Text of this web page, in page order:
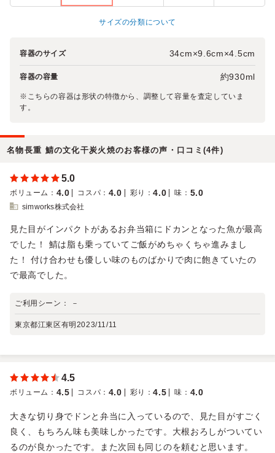
サイズの分類について
容器のサイズ 34cm×9.6cm×4.5cm
容器の容量 約930ml
※こちらの容器は形状の特徴から、調整して容量を査定していま
す。
名物長重 鯖の文化干炭火焼のお客様の声・口コミ(4件)
5.0
ボリューム ： 4.0 コスパ ： 4.0 彩り ：4.0 味 ： 5.0
simworks株式会社
見た目がインパクトがあるお弁当箱にドカンとなった魚が最高
でした！ 鯖は脂も乗っていてご飯がめちゃくちゃ進みまし
た！ 付け合わせも優しい味のものばかりで肉に飽きていたの
で最高でした。
ご利用シーン： －
東京都江東区有明2023/11/11
4.5
ボリューム ： 4.5 コスパ ： 4.0 彩り ：4.5 味 ： 4.0
大きな切り身でドンと弁当に入っているので、見た目がすごく
良く、もちろん味も美味しかったです。大根おろしがついてい
るのが良かったです。また次回も同じのを頼むと思います。